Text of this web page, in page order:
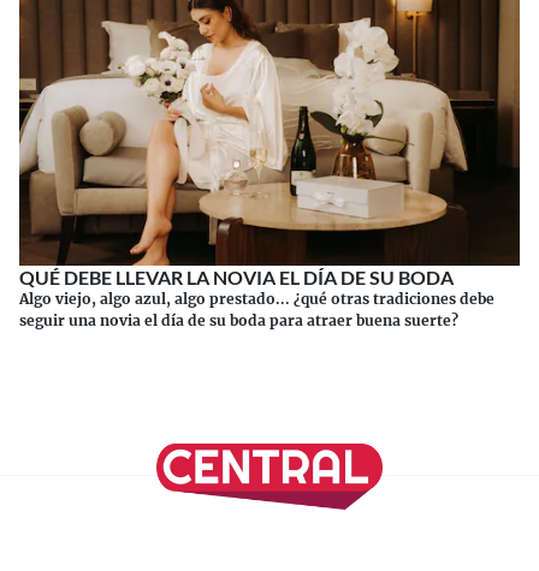
QUÉ DEBE LLEVAR LA NOVIA EL DÍA DE SU BODA
Algo viejo, algo azul, algo prestado... ¿qué otras tradiciones debe
seguir una novia el día de su boda para atraer buena suerte?